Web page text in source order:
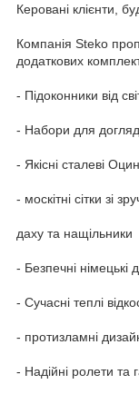
Керовані клієнти,
Компанія Steko
додаткових
- Підоконники від
- Набори для
- Якісні сталеві
- москітні сітки зі
даху та нащільники
- Безпечні німецькі
- Сучасні теплі
- протизламні
- Надійні ролети та